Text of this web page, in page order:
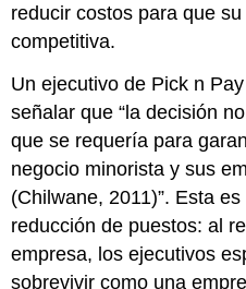
reducir costos para que
competitiva.
Un ejecutivo de Pick n
señalar que “la decisión
que se requería para
negocio minorista y sus
(Chilwane, 2011)”. Esta
reducción de puestos: al
empresa, los ejecutivos
sobrevivir como una